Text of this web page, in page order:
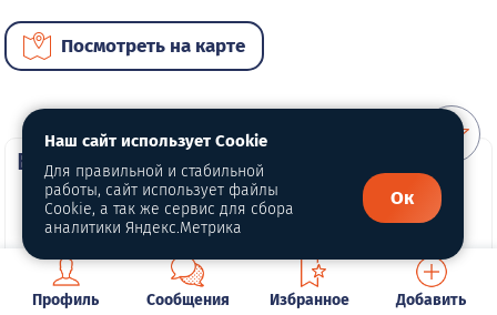
Посмотреть на карте
ВИП услуги
Профиль Сообщения Избранное Добавить
Наш сайт использует Cookie
Для правильной и стабильной
работы, сайт использует файлы
Cookie, а так же сервис для сбора
аналитики Яндекс.Метрика
Ок